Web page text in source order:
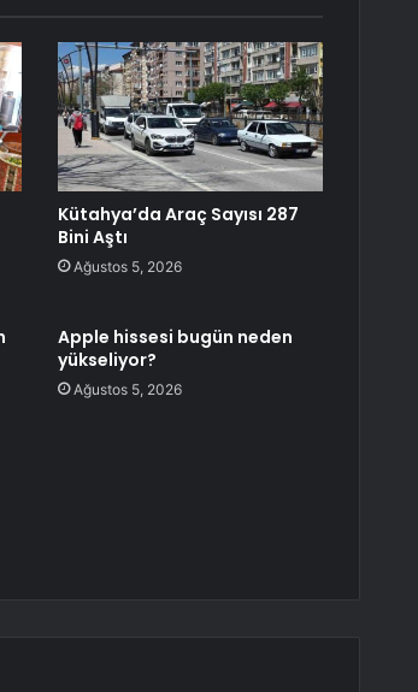
Kütahya’da Araç Sayısı 287
Bini Aştı
Ağustos 5, 2026
Apple hissesi bugün neden
yükseliyor?
Ağustos 5, 2026